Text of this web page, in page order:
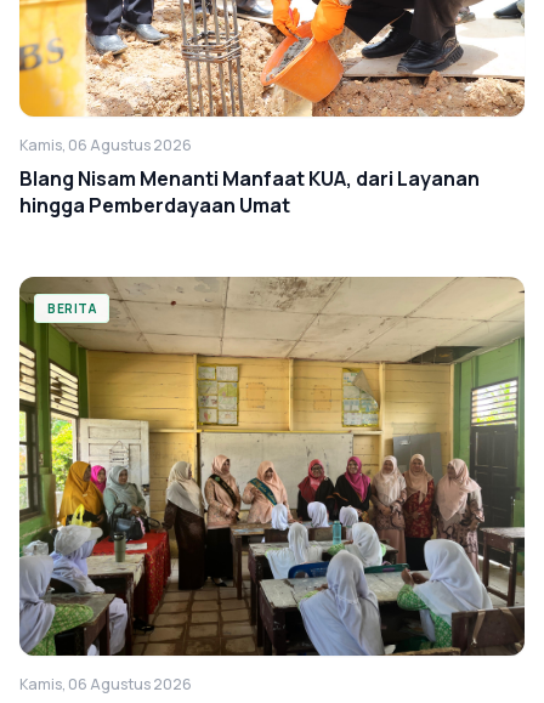
Kamis, 06 Agustus 2026
Blang Nisam Menanti Manfaat KUA, dari Layanan
hingga Pemberdayaan Umat
BERITA
Kamis, 06 Agustus 2026